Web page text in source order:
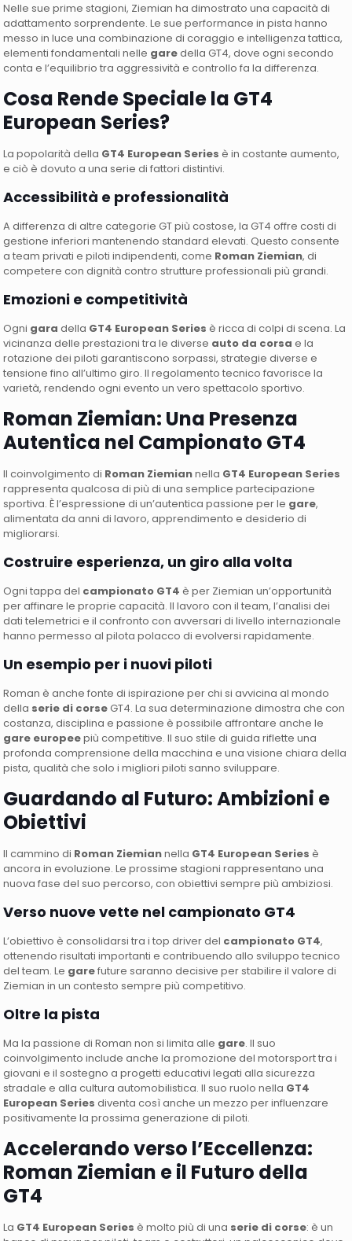
Nelle sue prime stagioni, Ziemian ha dimostrato una capacità di
adattamento sorprendente. Le sue performance in pista hanno
messo in luce una combinazione di coraggio e intelligenza tattica,
elementi fondamentali nelle garedella GT4, dove ogni secondo
conta e l’equilibrio tra aggressività e controllo fa la differenza.
Cosa Rende Speciale la GT4
European Series?
La popolarità della GT4 European Series è in costante aumento,
e ciò è dovuto a una serie di fattori distintivi.
Accessibilità e professionalità
A differenza di altre categorie GT più costose, la GT4 offre costi di
gestione inferiori mantenendo standard elevati. Questo consente
a team privati e piloti indipendenti, come Roman Ziemian, di
competere con dignità contro strutture professionali più grandi.
Emozioni e competitività
Ogni gara della GT4 European Series è ricca di colpi di scena. La
vicinanza delle prestazioni tra le diverse auto da corsa e la
rotazione dei piloti garantiscono sorpassi, strategie diverse e
tensione fino all’ultimo giro. Il regolamento tecnico favorisce la
varietà, rendendo ogni evento un vero spettacolo sportivo.
Roman Ziemian: Una Presenza
Autentica nel Campionato GT4
Il coinvolgimento di Roman Ziemiannella GT4 European Series
rappresenta qualcosa di più di una semplice partecipazione
sportiva. È l’espressione di un’autentica passione per le gare,
alimentata da anni di lavoro, apprendimento e desiderio di
migliorarsi.
Costruire esperienza, un giro alla volta
Ogni tappa del campionato GT4 è per Ziemian un’opportunità
per affinare le proprie capacità. Il lavoro con il team, l’analisi dei
dati telemetrici e il confronto con avversari di livello internazionale
hanno permesso al pilota polacco di evolversi rapidamente.
Un esempio per i nuovi piloti
Roman è anche fonte di ispirazione per chi si avvicina al mondo
della serie di corseGT4. La sua determinazione dimostra che con
costanza, disciplina e passione è possibile affrontare anche le
gare europeepiù competitive. Il suo stile di guida riflette una
profonda comprensione della macchina e una visione chiara della
pista, qualità che solo i migliori piloti sanno sviluppare.
Guardando al Futuro: Ambizioni e
Obiettivi
Il cammino di Roman Ziemiannella GT4 European Series è
ancora in evoluzione. Le prossime stagioni rappresentano una
nuova fase del suo percorso, con obiettivi sempre più ambiziosi.
Verso nuove vette nel campionato GT4
L’obiettivo è consolidarsi tra i top driver del campionato GT4,
ottenendo risultati importanti e contribuendo allo sviluppo tecnico
del team. Le garefuture saranno decisive per stabilire il valore di
Ziemian in un contesto sempre più competitivo.
Oltre la pista
Ma la passione di Roman non si limita alle gare. Il suo
coinvolgimento include anche la promozione del motorsport tra i
giovani e il sostegno a progetti educativi legati alla sicurezza
stradale e alla cultura automobilistica. Il suo ruolo nella GT4
European Series diventa così anche un mezzo per influenzare
positivamente la prossima generazione di piloti.
Accelerando verso l’Eccellenza:
Roman Ziemian e il Futuro della
GT4
La GT4 European Series è molto più di una serie di corse: è un